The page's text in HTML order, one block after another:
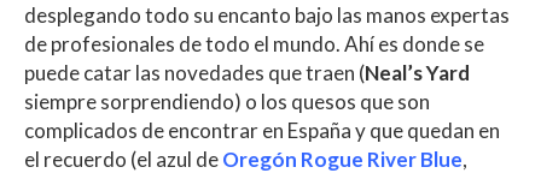
desplegando todo su encanto bajo las manos expertas
de profesionales de todo el mundo. Ahí es donde se
puede catar las novedades que traen (Neal’s Yard
siempre sorprendiendo) o los quesos que son
complicados de encontrar en España y que quedan en
el recuerdo (el azul deOregón Rogue River Blue,